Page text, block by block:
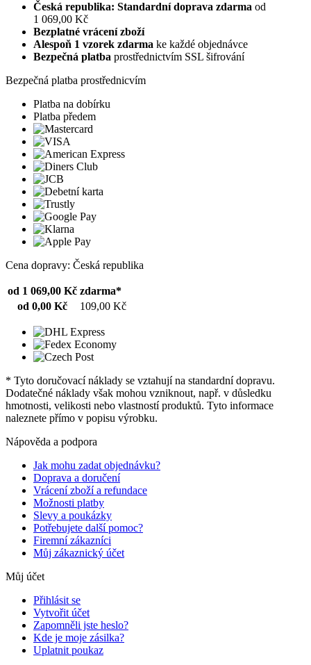
Česká republika: Standardní doprava zdarma od
1 069,00 Kč
Bezplatné vrácení zboží
Alespoň 1 vzorek zdarma ke každé objednávce
Bezpečná platba prostřednictvím SSL šifrování
Bezpečná platba prostřednicvím
Platba na dobírku
Platba předem
Cena dopravy: Česká republika
od 1 069,00 Kč zdarma*
od 0,00 Kč
109,00 Kč
* Tyto doručovací náklady se vztahují na standardní dopravu.
Dodatečné náklady však mohou vzniknout, např. v důsledku
hmotnosti, velikosti nebo vlastností produktů. Tyto informace
naleznete přímo v popisu výrobku.
Nápověda a podpora
Jak mohu zadat objednávku?
Doprava a doručení
Vrácení zboží a refundace
Možnosti platby
Slevy a poukázky
Potřebujete další pomoc?
Firemní zákazníci
Můj zákaznický účet
Můj účet
Přihlásit se
Vytvořit účet
Zapomněli jste heslo?
Kde je moje zásilka?
Uplatnit poukaz